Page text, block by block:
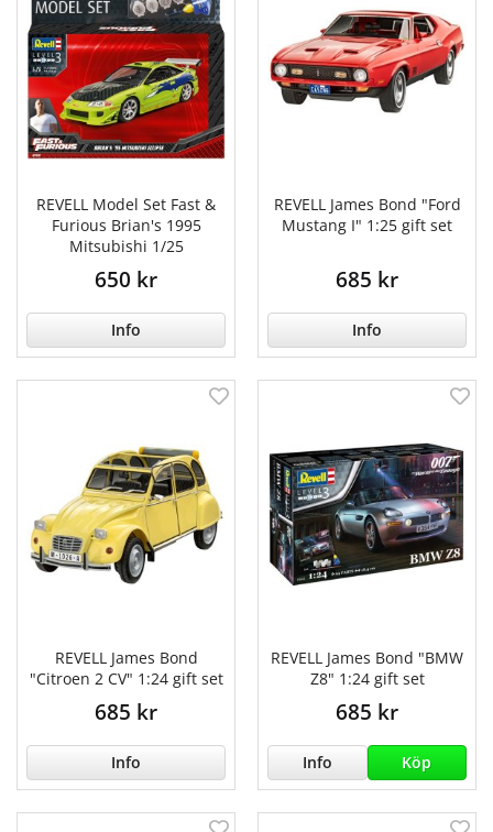
REVELL Model Set Fast &
Furious Brian's 1995
Mitsubishi 1/25
650 kr
Info
REVELL James Bond "Ford
Mustang I" 1:25 gift set
685 kr
Info
REVELL James Bond
"Citroen 2 CV" 1:24 gift set
685 kr
Info
REVELL James Bond "BMW
Z8" 1:24 gift set
685 kr
Info Köp